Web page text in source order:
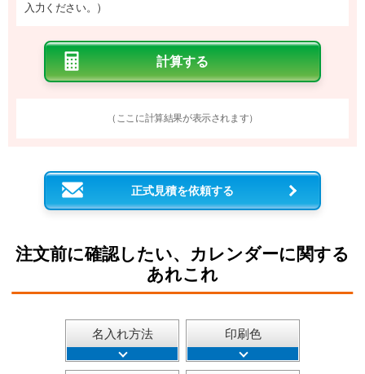
入力ください。
）
（ここに計算結果が表示されます）
正式見積を依頼する
注文前に確認したい、カレンダーに関する
あれこれ
名入れ方法 印刷色